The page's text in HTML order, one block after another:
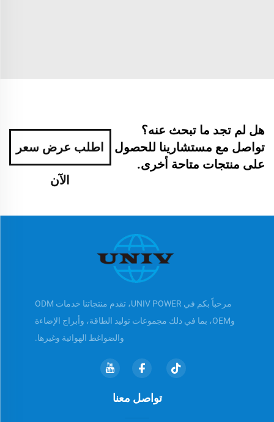
هل لم تجد ما تبحث عنه؟
تواصل مع مستشارينا للحصول
على منتجات متاحة أخرى.
اطلب عرض سعر
الآن
مرحباً بكم في UNIV POWER، تقدم منتجاتنا خدمات ODM
وOEM، بما في ذلك مجموعات توليد الطاقة، وأبراج الإضاءة
والضواغط الهوائية وغيرها.
تواصل معنا